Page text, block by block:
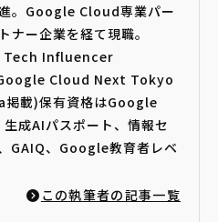
。Google Cloud専業パー
ナー企業を経て現職。
Influencer
Cloud Next Tokyo
載)保有資格はGoogle
成AIパスポート、情報セ
GAIQ、Google教育者レベ
この執筆者の記事一覧